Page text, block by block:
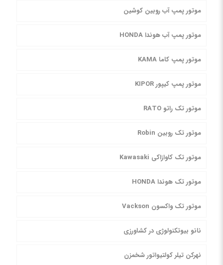
موتور پمپ آب روبین کوشین
موتور پمپ آب هوندا HONDA
موتور پمپ کاما KAMA
موتور پمپ کیپور KIPOR
موتور تک راتو RATO
موتور تک روبین Robin
موتور تک کاوازاکی Kawasaki
موتور تک هوندا HONDA
موتور تک واکسون Vackson
نانو بیوتکنولوژی در کشاورزی
نهرکن تیلر کولتیواتور شخمزن